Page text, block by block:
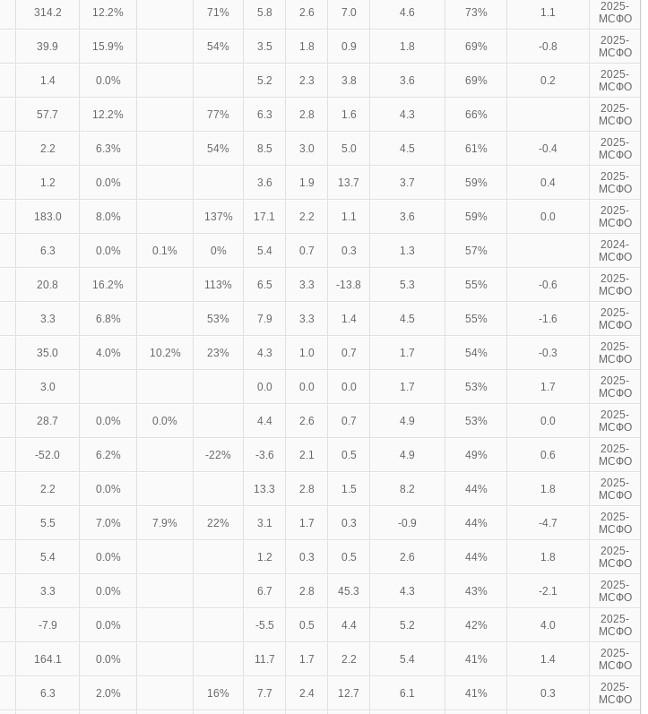
314.2 12.2% 71% 5.8 2.6 7.0 4.6 73% 1.1
2025-
МСФО
39.9 15.9% 54% 3.5 1.8 0.9 1.8 69% -0.8
2025-
МСФО
1.4 0.0% 5.2 2.3 3.8 3.6 69% 0.2
2025-
МСФО
57.7 12.2% 77% 6.3 2.8 1.6 4.3 66%
2025-
МСФО
2.2 6.3% 54% 8.5 3.0 5.0 4.5 61% -0.4
2025-
МСФО
1.2 0.0% 3.6 1.9 13.7 3.7 59% 0.4
2025-
МСФО
183.0 8.0% 137% 17.1 2.2 1.1 3.6 59% 0.0
2025-
МСФО
6.3 0.0% 0.1% 0% 5.4 0.7 0.3 1.3 57%
2024-
МСФО
20.8 16.2% 113% 6.5 3.3 -13.8 5.3 55% -0.6
2025-
МСФО
3.3 6.8% 53% 7.9 3.3 1.4 4.5 55% -1.6
2025-
МСФО
35.0 4.0% 10.2% 23% 4.3 1.0 0.7 1.7 54% -0.3
2025-
МСФО
3.0 0.0 0.0 0.0 1.7 53% 1.7
2025-
МСФО
28.7 0.0% 0.0% 4.4 2.6 0.7 4.9 53% 0.0
2025-
МСФО
-52.0 6.2% -22% -3.6 2.1 0.5 4.9 49% 0.6
2025-
МСФО
2.2 0.0% 13.3 2.8 1.5 8.2 44% 1.8
2025-
МСФО
5.5 7.0% 7.9% 22% 3.1 1.7 0.3 -0.9 44% -4.7
2025-
МСФО
5.4 0.0% 1.2 0.3 0.5 2.6 44% 1.8
2025-
МСФО
3.3 0.0% 6.7 2.8 45.3 4.3 43% -2.1
2025-
МСФО
-7.9 0.0% -5.5 0.5 4.4 5.2 42% 4.0
2025-
МСФО
164.1 0.0% 11.7 1.7 2.2 5.4 41% 1.4
2025-
МСФО
6.3 2.0% 16% 7.7 2.4 12.7 6.1 41% 0.3
2025-
МСФО